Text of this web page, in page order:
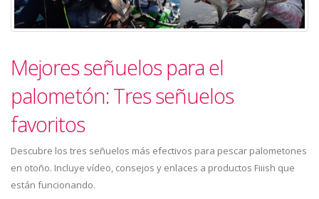
Mejores señuelos para el
palometón: Tres señuelos
favoritos
Descubre los tres señuelos más efectivos para pescar palometones
en otoño. Incluye vídeo, consejos y enlaces a productos Fiiish que
están funcionando.